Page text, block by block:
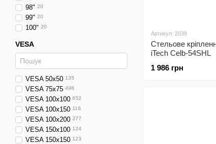
Артикул: 2039
Стельове
iTech Celb-54SHL
1 986 грн
98" 20
99" 20
100" 20
VESA
VESA 50x50 135
VESA 75x75 498
VESA 100x100 652
VESA 100x150 116
VESA 100x200 277
VESA 150x100 124
VESA 150x150 123